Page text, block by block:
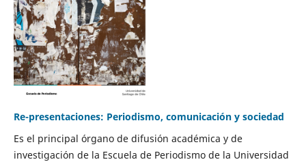
Re-presentaciones: Periodismo, comunicación y sociedad
Es el principal órgano de difusión académica y de
investigación de la Escuela de Periodismo de la Universidad